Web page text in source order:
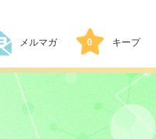
メルマガ 0 キープ